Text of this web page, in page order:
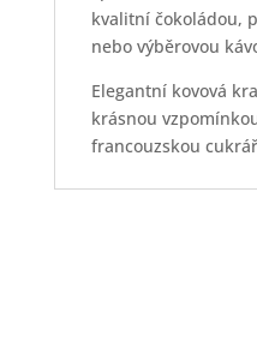
kvalitní čokoládou,
nebo výběrovou
Elegantní kovová
krásnou
francouzskou